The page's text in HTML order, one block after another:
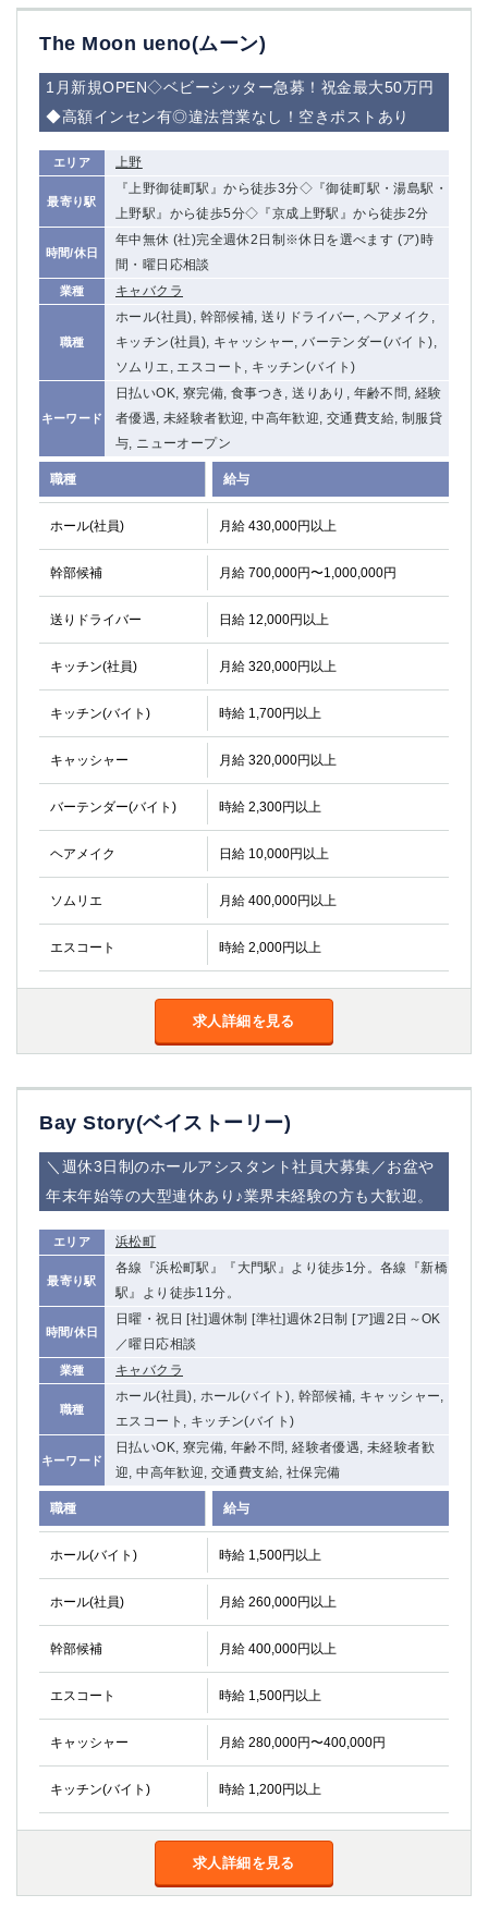
The Moon ueno(ムーン)
1月新規OPEN◇ベビーシッター急募！祝金最大50万円
◆高額インセン有◎違法営業なし！空きポストあり
エリア 上野
最寄り駅
『上野御徒町駅』から徒歩3分◇『御徒町駅・湯島駅・
上野駅』から徒歩5分◇『京成上野駅』から徒歩2分
時間/休日
年中無休 (社)完全週休2日制※休日を選べます (ア)時
間・曜日応相談
業種 キャバクラ
職種
ホール(社員), 幹部候補, 送りドライバー, ヘアメイク,
キッチン(社員), キャッシャー, バーテンダー(バイト),
ソムリエ, エスコート, キッチン(バイト)
キーワード
日払いOK, 寮完備, 食事つき, 送りあり, 年齢不問, 経験
者優遇, 未経験者歓迎, 中高年歓迎, 交通費支給, 制服貸
与, ニューオープン
職種 給与
ホール(社員) 月給 430,000円以上
幹部候補 月給 700,000円〜1,000,000円
送りドライバー 日給 12,000円以上
キッチン(社員) 月給 320,000円以上
キッチン(バイト) 時給 1,700円以上
キャッシャー 月給 320,000円以上
バーテンダー(バイト) 時給 2,300円以上
ヘアメイク 日給 10,000円以上
ソムリエ 月給 400,000円以上
エスコート 時給 2,000円以上
求人詳細を見る
Bay Story(ベイストーリー)
＼週休3日制のホールアシスタント社員大募集／お盆や
年末年始等の大型連休あり♪業界未経験の方も大歓迎。
エリア 浜松町
最寄り駅
各線『浜松町駅』『大門駅』より徒歩1分。各線『新橋
駅』より徒歩11分。
時間/休日
日曜・祝日 [社]週休制 [準社]週休2日制 [ア]週2日～OK
／曜日応相談
業種 キャバクラ
職種
ホール(社員), ホール(バイト), 幹部候補, キャッシャー,
エスコート, キッチン(バイト)
キーワード
日払いOK, 寮完備, 年齢不問, 経験者優遇, 未経験者歓
迎, 中高年歓迎, 交通費支給, 社保完備
職種 給与
ホール(バイト) 時給 1,500円以上
ホール(社員) 月給 260,000円以上
幹部候補 月給 400,000円以上
エスコート 時給 1,500円以上
キャッシャー 月給 280,000円〜400,000円
キッチン(バイト) 時給 1,200円以上
求人詳細を見る